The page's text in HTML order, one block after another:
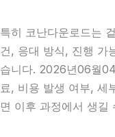
특히 코난다운로드는
건, 응대 방식, 진행 가
습니다. 2026년06월
료, 비용 발생 여부, 세
면 이후 과정에서 생길